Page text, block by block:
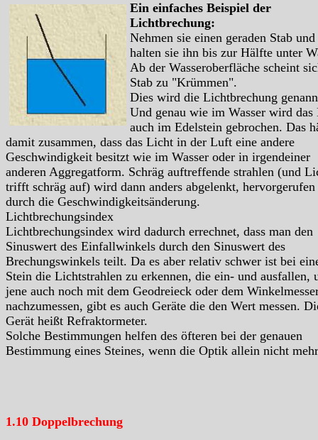
Ein einfaches Beispiel der
Lichtbrechung:
Nehmen sie einen geraden Stab und
halten sie ihn bis zur Hälfte unter
Ab der Wasseroberfläche scheint
Stab zu "Krümmen".
Dies wird die Lichtbrechung
Und genau wie im Wasser wird
auch im Edelstein gebrochen. Das
damit zusammen, dass das Licht in der Luft eine andere
Geschwindigkeit besitzt wie im Wasser oder in irgendeiner
anderen Aggregatform. Schräg auftreffende strahlen (und
trifft schräg auf) wird dann anders abgelenkt, hervorgerufen
durch die Geschwindigkeitsänderung.
Lichtbrechungsindex
Lichtbrechungsindex wird dadurch errechnet, dass man den
Sinuswert des Einfallwinkels durch den Sinuswert des
Brechungswinkels teilt. Da es aber relativ schwer ist bei
Stein die Lichtstrahlen zu erkennen, die ein- und ausfallen,
jene auch noch mit dem Geodreieck oder dem
nachzumessen, gibt es auch Geräte die den Wert messen.
Gerät heißt Refraktormeter.
Solche Bestimmungen helfen des öfteren bei der genauen
Bestimmung eines Steines, wenn die Optik allein nicht
1.10 Doppelbrechung